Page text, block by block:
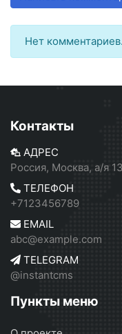
Нет
Контакты
АДРЕС
Россия, Москва, а/я
ТЕЛЕФОН
+7123456789
EMAIL
abc@example.com
TELEGRAM
@instantcms
Пункты меню